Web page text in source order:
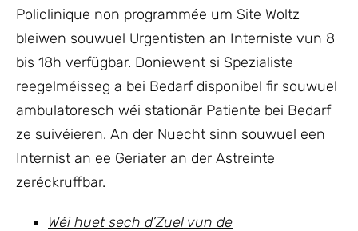
Policlinique non programmée um Site Woltz
bleiwen souwuel Urgentisten an Interniste vun 8
bis 18h verfügbar. Doniewent si Spezialiste
reegelméisseg a bei Bedarf disponibel fir souwuel
ambulatoresch wéi stationär Patiente bei Bedarf
ze suivéieren. An der Nuecht sinn souwuel een
Internist an ee Geriater an der Astreinte
zeréckruffbar.
Wéi huet sech d’Zuel vun de